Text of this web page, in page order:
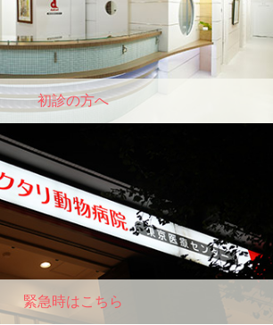
初診の方へ
緊急時はこちら